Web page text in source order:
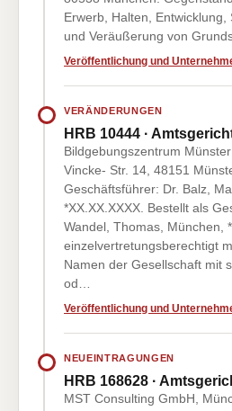
Erwerb, Halten, Entwicklung,
und Veräußerung von
Veröffentlichung und
VERÄNDERUNGEN
HRB 10444 ·
Bildgebungszentrum
Vincke- Str. 14, 48151
Geschäftsführer: Dr. Balz,
*XX.XX.XXXX. Bestellt als
Wandel, Thomas, München,
einzelvertretungsberechtigt
Namen der Gesellschaft mit
od…
Veröffentlichung und
NEUEINTRAGUNGEN
HRB 168628 ·
MST Consulting GmbH,